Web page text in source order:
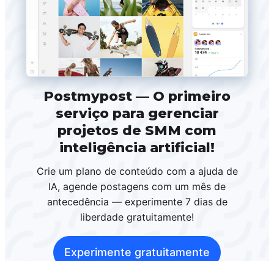
Postmypost — O primeiro
serviço para gerenciar
projetos de SMM com
inteligência artificial!
Crie um plano de conteúdo com a ajuda de
IA, agende postagens com um mês de
antecedência — experimente 7 dias de
liberdade gratuitamente!
Experimente gratuitamente